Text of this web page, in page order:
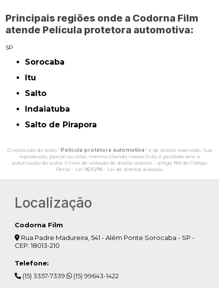
Principais regiões onde a Codorna Film
atende Película protetora automotiva:
SP
Sorocaba
Itu
Salto
Indaiatuba
Salto de Pirapora
O conteúdo do texto " Película protetora automotiva" é de direito reservado. Sua
reprodução, parcial ou total, mesmo citando nossos links, é proibida sem a
autorização do autor. Crime de violação de direito autoral – artigo 184 do Código
Penal – Lei 9610/98 - Lei de direitos autorais.
Localização
Codorna Film
Rua Padre Madureira, 541 - Além Ponte Sorocaba - SP -
CEP: 18013-210
Telefone:
(15) 3357-7339
(15) 99643-1422